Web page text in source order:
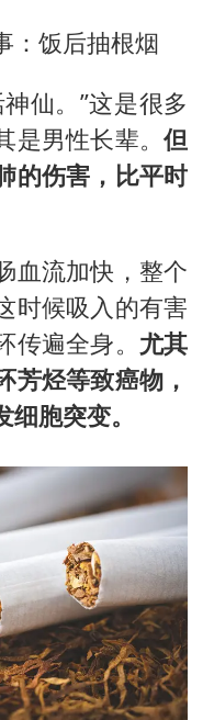
：饭后抽根烟
仙。”这是很多
是男性长辈。但
的伤害，比平时
血流加快，整个
时候吸入的有害
遍全身。 尤其
芳烃等致癌物，
胞突变。